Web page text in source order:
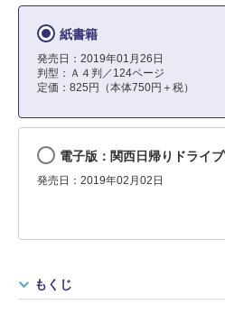
紙書籍
発売日：2019年01月26日
判型：Ａ４判／124ページ
定価：825円（本体750円＋税）
電子版：関西日帰りドライ
発売日：2019年02月02日
もくじ